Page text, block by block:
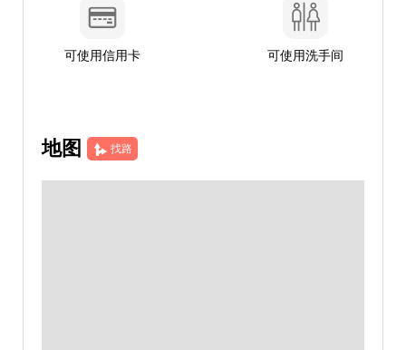
可使用信用卡 可使用洗手间
地图 找路